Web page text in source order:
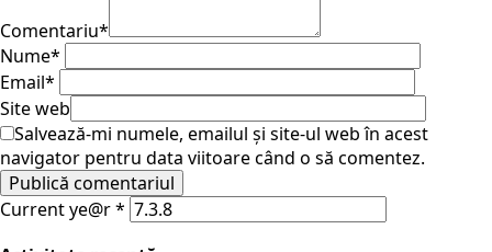
Comentariu*
Nume*
Email*
Site web
Salvează-mi numele, emailul și site-ul web în acest
navigator pentru data viitoare când o să comentez.
Current ye@r*